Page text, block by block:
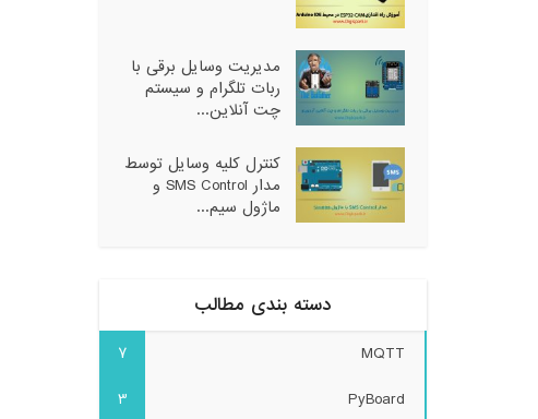
مدیریت وسایل برقی با
ربات تلگرام و سیستم
چت آنلاین...
کنترل کلیه وسایل توسط
مدار SMS Control و
ماژول سیم...
دسته بندی مطالب
MQTT
7
PyBoard
3